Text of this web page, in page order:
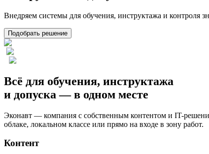
Внедряем системы для обучения, инструктажа и контроля
Подобрать решение
Всё для обучения, инструктажа
и допуска — в одном месте
Эконавт — компания с собственным контентом и IT-
облаке, локальном классе или прямо на входе в зону работ.
Контент